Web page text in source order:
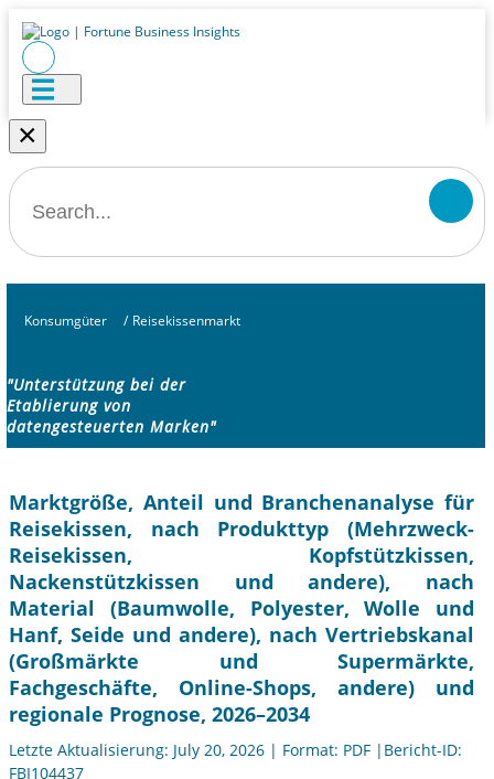
×
Konsumgüter / Reisekissenmarkt
"Unterstützung bei der
Etablierung von
datengesteuerten Marken"
Marktgröße, Anteil und Branchenanalyse für
Reisekissen, nach Produkttyp (Mehrzweck-
Reisekissen, Kopfstützkissen,
Nackenstützkissen und andere), nach
Material (Baumwolle, Polyester, Wolle und
Hanf, Seide und andere), nach Vertriebskanal
(Großmärkte und Supermärkte,
Fachgeschäfte, Online-Shops, andere) und
regionale Prognose, 2026–2034
Letzte Aktualisierung: July 20, 2026 | Format: PDF |Bericht-ID:
FBI104437